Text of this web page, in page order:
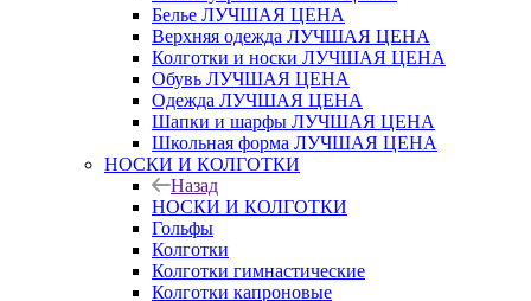
Белье ЛУЧШАЯ ЦЕНА
Верхняя одежда ЛУЧШАЯ ЦЕНА
Колготки и носки ЛУЧШАЯ ЦЕНА
Обувь ЛУЧШАЯ ЦЕНА
Одежда ЛУЧШАЯ ЦЕНА
Шапки и шарфы ЛУЧШАЯ ЦЕНА
Школьная форма ЛУЧШАЯ ЦЕНА
НОСКИ И КОЛГОТКИ
Назад
НОСКИ И КОЛГОТКИ
Гольфы
Колготки
Колготки гимнастические
Колготки капроновые